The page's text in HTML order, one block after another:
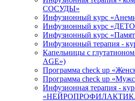
СОСУДЫ»
Инфузионный курс
Инфузионный курс
Инфузионный курс
Инфузионный терапия -
Капельницы с
AGE»)
Программа check up
Программа check up
Инфузионная терапия -